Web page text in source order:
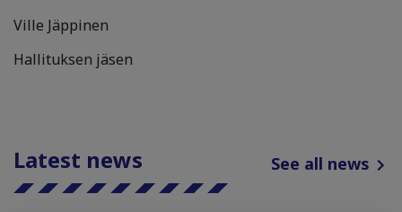
Ville Jäppinen
Hallituksen jäsen
Latest news See all news